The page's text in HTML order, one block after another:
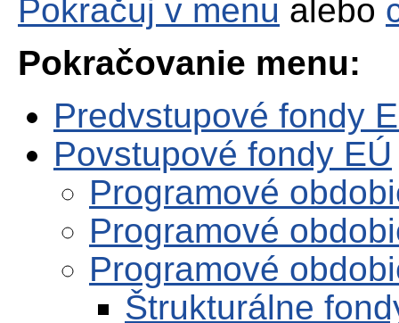
Pokračuj v menu alebo
Pokračovanie menu:
Predvstupové fondy
Povstupové fondy EÚ
Programové
Programové
Programové
Štrukturálne